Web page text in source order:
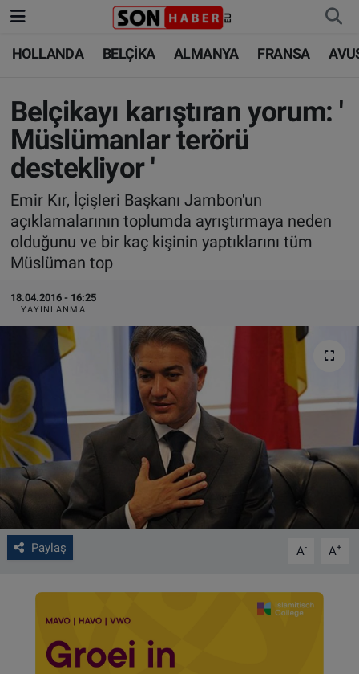
HOLLANDA BELÇİKA ALMANYA FRANSA
Belçikayı karıştıran yorum: '
Müslümanlar terörü
destekliyor '
Emir Kır, İçişleri Başkanı Jambon'un
açıklamalarının toplumda ayrıştırmaya neden
olduğunu ve bir kaç kişinin yaptıklarını tüm
Müslüman top
18.04.2016 - 16:25
YAYINLANMA
Paylaş A- A+
HOLLANDA
BELÇİKA
ALMANYA
AVUSTURYA
SAĞLIK - YAŞAM
BİLİM-TEKNOLOJİ
HOLLANDA
BELÇİKA
ALMANYA
DÜNYA
BİLİM-TEKNOLOJİ
SAĞLIK
FOTO GALERİ
VIDEO GALERİ
ALGEMENE VOORWAARDEN
CONTACT
Çerez Politikası
Nöbetçi Eczaneler
Hava Durumu
Trafik Durumu
Süper Lig Puan Durumu ve Fikstür
Tüm Manşetler
Son Dakika Haberleri
Haber Arşivi